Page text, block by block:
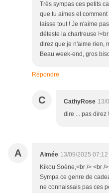
Très sympas ces petits
que tu aimes et
laisse tout ! Je n'aime
déteste la chartreuse
direz que je n'aime rien,
Beau week-end, gros
Répondre
C CathyRose 13/
dire ... pas direz
A Aimée 13/09/2025 07:12
Kikou Soène,<br /> <br /
Sympa ce genre de
ne connaissais pas ces